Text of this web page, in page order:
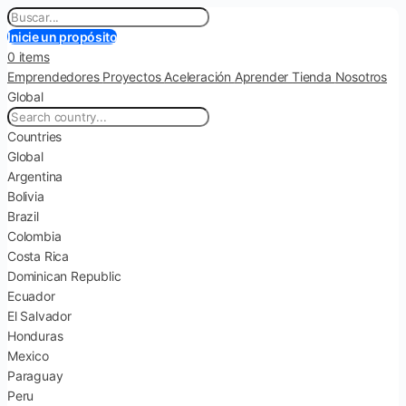
Inicie un propósito
0 items
Emprendedores Proyectos Aceleración AprenderTienda Nosotros
Global
Countries
Global
Argentina
Bolivia
Brazil
Colombia
Costa Rica
Dominican Republic
Ecuador
El Salvador
Honduras
Mexico
Paraguay
Peru